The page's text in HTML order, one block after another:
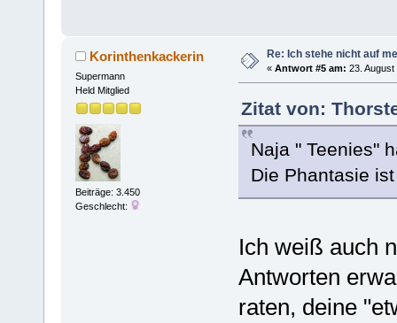
Korinthenkackerin
Supermann
Held Mitglied
Beiträge: 3.450
Geschlecht:
Re: Ich stehe nicht auf
« Antwort #5 am: 23.
Zitat von:
Naja " Teenies"
Die Phantasie
Ich weiß auch
Antworten
raten, deine